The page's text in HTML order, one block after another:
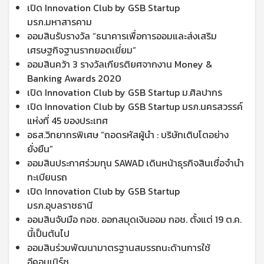
เปิด Innovation Club by GSB Startup
มรภ.มหาสารคาม
ออมสินรับรางวัล “ธนาคารเพื่อการออมและส่งเสริม
เศรษฐกิจฐานรากยอดเยี่ยม”
ออมสินคว้า 3 รางวัลเกียรติยศจากงาน Money &
Banking Awards 2020
เปิด Innovation Club by GSB Startup ม.ศิลปากร
เปิด Innovation Club by GSB Startup มรภ.นครสวรรค์
แห่งที่ 45 ของประเทศ
อธส.วิทยากรพิเศษ “ถอดรหัสผู้นำ : บริษัทเติบโตอย่าง
ยั่งยืน”
ออมสินประกาศร่วมทุน SAWAD เดินหน้าธุรกิจสินเชื่อจำนำ
ทะเบียนรถ
เปิด Innovation Club by GSB Startup
มรภ.อุบลราชธานี
ออมสินจับมือ กอช. ออกสมุดเงินออม กอช. ตั้งแต่ 19 ต.ค.
นี้เป็นต้นไป
ออมสินร่วมพัฒนามาตรฐานสมรรถนะด้านการใช้